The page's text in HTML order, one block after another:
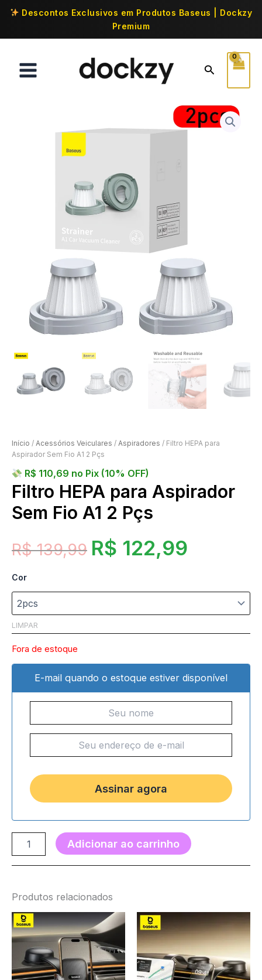
Descontos Exclusivos em Produtos Baseus | Dockzy
Premium
Início / Acessórios Veiculares / Aspiradores / Filtro HEPA para
Aspirador Sem Fio A1 2 Pçs
R$ 110,69 no Pix (10% OFF)
Filtro HEPA para Aspirador
Sem Fio A1 2 Pçs
R$139,99 R$ 122,99
Cor
LIMPAR
Fora de estoque
E-mail quando o estoque estiver disponível
Adicionar ao carrinho
Produtos relacionados